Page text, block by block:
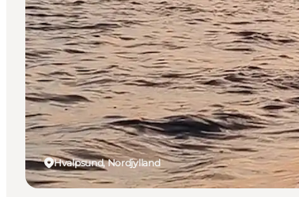
Hvalpsund, Nordjylland